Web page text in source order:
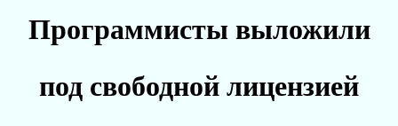
Программисты выложили
под свободной лицензией